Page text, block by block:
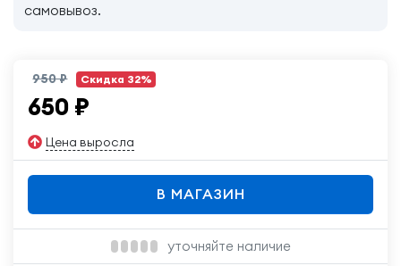
самовывоз.
950 ₽ Скидка 32%
650 ₽
Цена выросла
В МАГАЗИН
уточняйте наличие